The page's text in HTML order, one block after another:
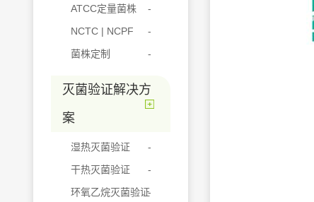
ATCC定量菌株
NCTC | NCPF
菌株定制
灭菌验证解决方
案
湿热灭菌验证
干热灭菌验证
环氧乙烷灭菌验证